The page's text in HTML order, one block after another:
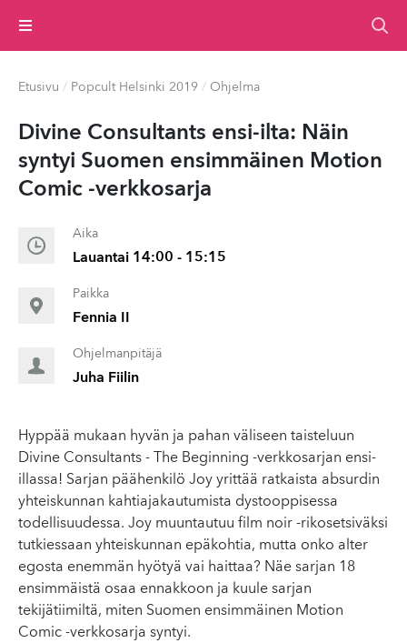
Valikko
Etusivu / Popcult Helsinki 2019 / Ohjelma
Divine Consultants ensi-ilta: Näin
syntyi Suomen ensimmäinen Motion
Comic -verkkosarja
Aika
Lauantai 14:00 - 15:15
Paikka
Fennia II
Ohjelmanpitäjä
Juha Fiilin
Hyppää mukaan hyvän ja pahan väliseen taisteluun
Divine Consultants - The Beginning -verkkosarjan ensi-
illassa! Sarjan päähenkilö Joy yrittää ratkaista absurdin
yhteiskunnan kahtiajakautumista dystooppisessa
todellisuudessa. Joy muuntautuu film noir -rikosetsiväksi
tutkiessaan yhteiskunnan epäkohtia, mutta onko alter
egosta enemmän hyötyä vai haittaa? Näe sarjan 18
ensimmäistä osaa ennakkoon ja kuule sarjan
tekijätiimiltä, miten Suomen ensimmäinen Motion
Comic -verkkosarja syntyi.